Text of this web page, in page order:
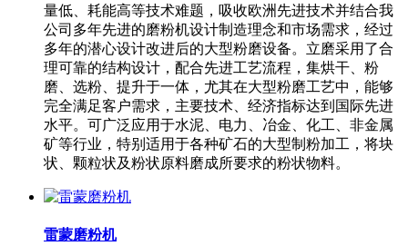
量低、耗能高等技术难题，吸收欧洲先进技术并结合我
公司多年先进的磨粉机设计制造理念和市场需求，经过
多年的潜心设计改进后的大型粉磨设备。立磨采用了合
理可靠的结构设计，配合先进工艺流程，集烘干、粉
磨、选粉、提升于一体，尤其在大型粉磨工艺中，能够
完全满足客户需求，主要技术、经济指标达到国际先进
水平。可广泛应用于水泥、电力、冶金、化工、非金属
矿等行业，特别适用于各种矿石的大型制粉加工，将块
状、颗粒状及粉状原料磨成所要求的粉状物料。
雷蒙磨粉机